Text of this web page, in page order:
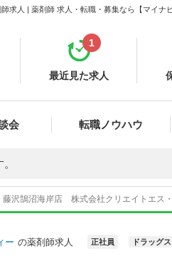
人 | 薬剤師 求人・転職・募集なら【マイナビ
最近見た求人
1
会 転職ノウハウ
沢鵠沼海岸店 株式会社クリエイトエス
ー の薬剤師求人 正社員 ドラッグ